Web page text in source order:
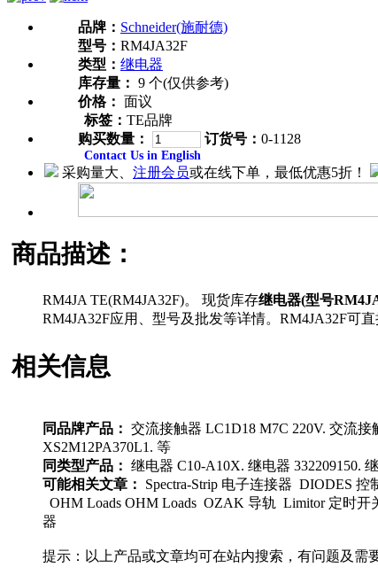
品牌： Schneider(施耐德)
型号： RM4JA32F
类型： 继电器
库存量： 9 个(仅供参考)
价格： 面议
标签： TE品牌
购买数量：
订货号： 0-1128
Contact Us in English
采购量大、 注册会员或在线下单，最低优惠5折！
商品描述：
RM4JA TE(RM4JA32F)。 现货库存继电器(型号
RM4JA32F应用、型号及批发等详情。RM4JA32F可
相关信息
同品牌产品： 交流接触器 LC1D18 M7C 220V. 交流
XS2M12PA370L1. 等
同类型产品： 继电器 C10-A10X. 继电器 332209150.
可能相关文章：
Spectra-Strip 电子连接器 DIODES
OHM Loads OHM Loads OZAK 导轨 Limitor 定时开
器
提示：以上产品或文章均可在站内搜索，有问题及需